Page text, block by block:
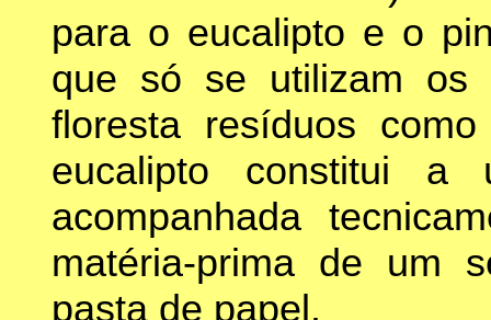
para o eucalipto e o
que só se utilizam os
floresta resíduos
eucalipto constitui a
acompanhada
matéria-prima de um
pasta de papel.